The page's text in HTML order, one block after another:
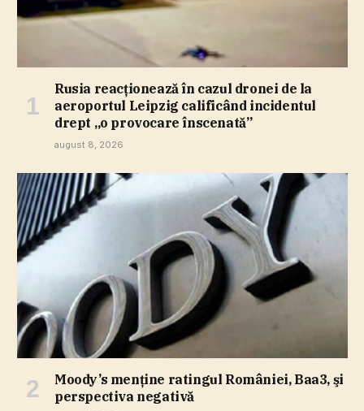
Rusia reacţionează în cazul dronei de la
aeroportul Leipzig calificând incidentul
drept „o provocare înscenată”
august 8, 2026
Moody’s menţine ratingul României, Baa3, şi
perspectiva negativă